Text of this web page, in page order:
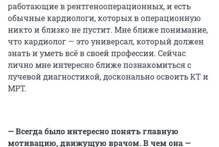
работающие в рентгенооперационных, и есть
обычные кардиологи, которых в операционную
никто и близко не пустит. Мне ближе понимание,
что кардиолог — это универсал, который должен
знать и уметь всё в своей профессии. Сейчас
лично мне интересно ближе познакомиться с
лучевой диагностикой, досконально освоить КТ и
МРТ.
— Всегда было интересно понять главную
мотивацию, движущую врачом. В чем она —